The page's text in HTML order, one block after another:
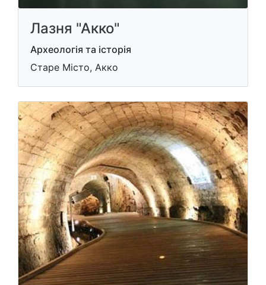
Лазня "Акко"
Археологія та історія
Старе Місто, Акко